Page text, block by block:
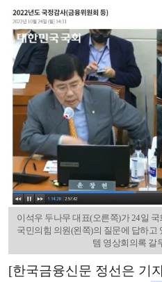
이석우 두나무 대표(오른쪽)가 24일
국민의힘 의원(왼쪽)의 질문에 답하고
템 영상회의록 갈
[한국금융신문 정선은 기